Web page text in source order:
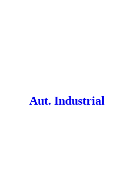
Aut. Industrial